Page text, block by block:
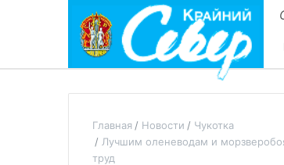
Главная Новости
Чукотка
Лучшим оленеводам и
труд